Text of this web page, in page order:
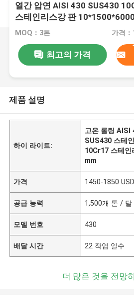
열간 압연 AISI 430 SUS430
스테인리스강 판
MOQ：3톤
최고의 가격
제품 설명
하이 라이트:
고온 롤링 AISI
SUS430 스테
10Cr17 스테인
mm
가격 1450-1850
공급 능력 1,500개 톤 / 달
모델 번호 430
배달 시간 22 작업 일수
더 많은 것을 전망